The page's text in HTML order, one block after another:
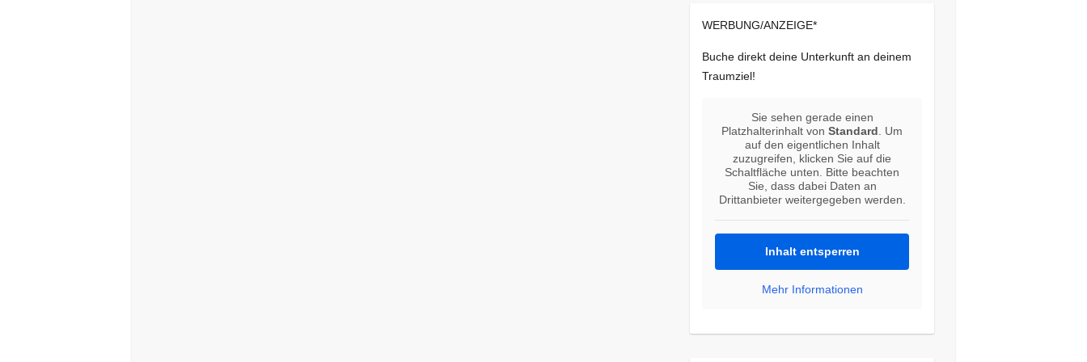
WERBUNG/ANZEIGE*
Buche direkt deine Unterkunft an deinem
Traumziel!
Sie sehen gerade einen
Platzhalterinhalt vonStandard . Um
auf den eigentlichen Inhalt
zuzugreifen, klicken Sie auf die
Schaltfläche unten. Bitte beachten
Sie, dass dabei Daten an
Drittanbieter weitergegeben werden.
Inhalt entsperren
Mehr Informationen